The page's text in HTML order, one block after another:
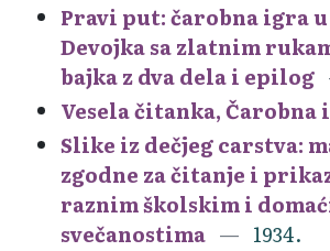
Pravi put: čarobna igra
Devojka sa zlatnim
bajka z dva dela i epilog
Vesela čitanka, Čarobna
Slike iz dečjeg carstva:
zgodne za čitanje i
raznim školskim i
svečanostima
1934.